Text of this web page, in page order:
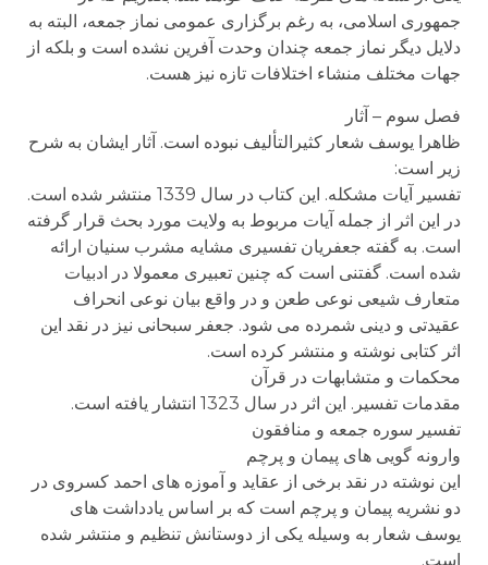
جمهوری اسلامی، به رغم برگزاری عمومی نماز جمعه، البته به
دلایل دیگر نماز جمعه چندان وحدت آفرین نشده است و بلکه از
جهات مختلف منشاء اختلافات تازه نیز هست.
فصل سوم – آثار
ظاهرا یوسف شعار کثیرالتألیف نبوده است. آثار ایشان به شرح
زیر است:
تفسیر آیات مشکله. این کتاب در سال 1339 منتشر شده است.
در این اثر از جمله آیات مربوط به ولایت مورد بحث قرار گرفته
است. به گفته جعفریان تفسیری مشایه مشرب سنیان ارائه
شده است. گفتنی است که چنین تعبیری معمولا در ادبیات
متعارف شیعی نوعی طعن و در واقع بیان نوعی انحراف
عقیدتی و دینی شمرده می شود. جعفر سبحانی نیز در نقد این
اثر کتابی نوشته و منتشر کرده است.
محکمات و متشابهات در قرآن
مقدمات تفسیر. این اثر در سال 1323 انتشار یافته است.
تفسیر سوره جمعه و منافقون
وارونه گویی های پیمان و پرچم
این نوشته در نقد برخی از عقاید و آموزه های احمد کسروی در
دو نشریه پیمان و پرچم است که بر اساس یادداشت های
یوسف شعار به وسیله یکی از دوستانش تنظیم و منتشر شده
است.